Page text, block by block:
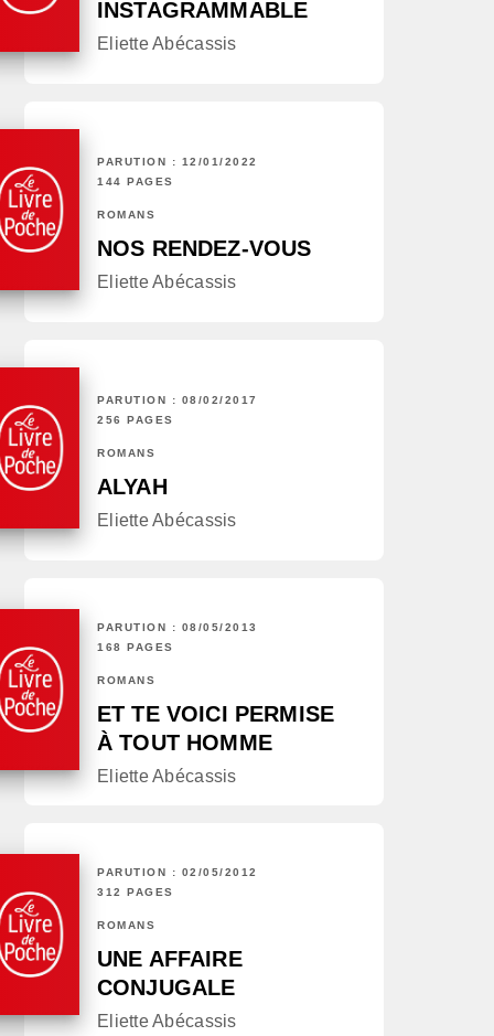
INSTAGRAMMABLE
Eliette Abécassis
PARUTION : 12/01/2022
144 PAGES
ROMANS
NOS RENDEZ-VOUS
Eliette Abécassis
PARUTION : 08/02/2017
256 PAGES
ROMANS
ALYAH
Eliette Abécassis
PARUTION : 08/05/2013
168 PAGES
ROMANS
ET TE VOICI PERMISE
À TOUT HOMME
Eliette Abécassis
PARUTION : 02/05/2012
312 PAGES
ROMANS
UNE AFFAIRE
CONJUGALE
Eliette Abécassis